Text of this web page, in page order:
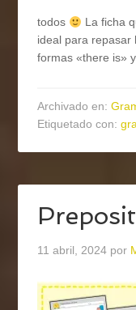
todos
La ficha
ideal para repasar
formas «there is»
Archivado en:
Etiquetado con:
11 abril, 2024 por